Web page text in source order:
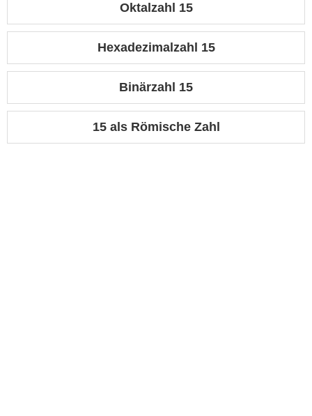
Oktalzahl 15
Hexadezimalzahl 15
Binärzahl 15
15 als Römische Zahl